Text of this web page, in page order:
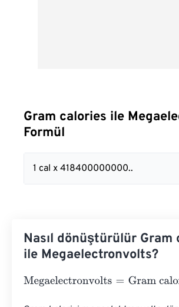
Gram calories ile
Formül
1 cal x 418400000000..
Nasıl dönüştürülür Gram
ile Megaelectronvolts?
Megaelectronvolts=Gram calories×